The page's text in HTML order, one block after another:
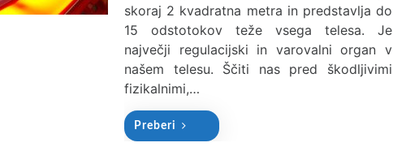
skoraj 2 kvadratna metra in predstavlja do
15 odstotokov teže vsega telesa. Je
največji regulacijski in varovalni organ v
našem telesu. Ščiti nas pred škodljivimi
fizikalnimi,…
Preberi